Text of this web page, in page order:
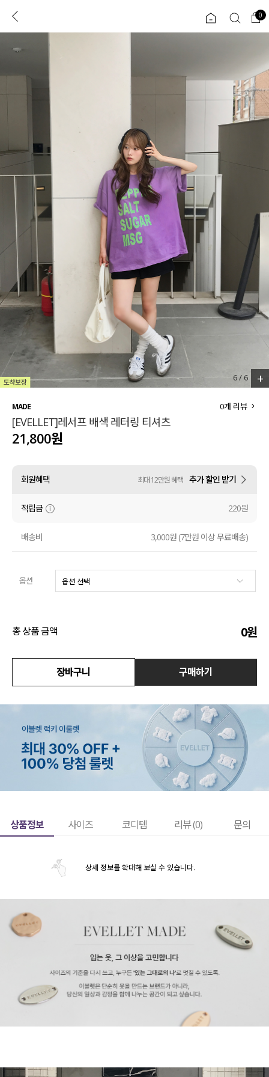
로그인 0
TW
CATEGORY COMMUNITY
도착보장⚡
인플루언서 pick!
신상 5%
베스트
MADE
세트할인 ~30%
하객룩
살안타템
110사이즈
티셔츠
셔츠
원피스
니트
ALL
익스클루시브
아우터
티셔츠
니트
블라우스
원피스
팬츠
스커트
언더웨어
0
6/6 +
MADE
[EVELLET]레서프 배색 레터링 티셔츠
0개 리뷰
21,800원
회원혜택 최대 12만원 혜택 추가 할인 받기
적립금 220원
배송비 3,000원 (7만원 이상 무료배송)
옵션
총 상품 금액 0원
장바구니 구매하기
상품정보 사이즈 코디템 리뷰 (0) 문의
상세 정보를 확대해 보실 수 있습니다.